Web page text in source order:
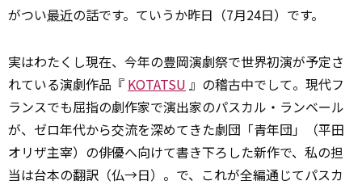
がつい最近の話です。ていうか昨日（7月24日）です。
実はわたくし現在、今年の豊岡演劇祭で世界初演が予定さ
れている演劇作品『 KOTATSU 』の稽古中でして。現代フ
ランスでも屈指の劇作家で演出家のパスカル・ランベール
が、ゼロ年代から交流を深めてきた劇団「青年団」（平田
オリザ主宰）の俳優へ向けて書き下ろした新作で、私の担
当は台本の翻訳（仏→日）。で、これが全編通じてパスカ